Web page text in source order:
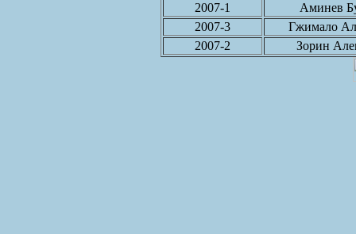
2007-1
Аминев
2007-3
Гжимало
2007-2
Зорин